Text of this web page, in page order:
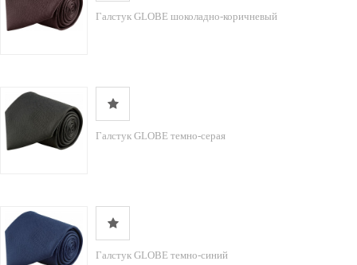
Галстук GLOBE шоколадно-коричневый
Галстук GLOBE темно-серая
Галстук GLOBE темно-синий